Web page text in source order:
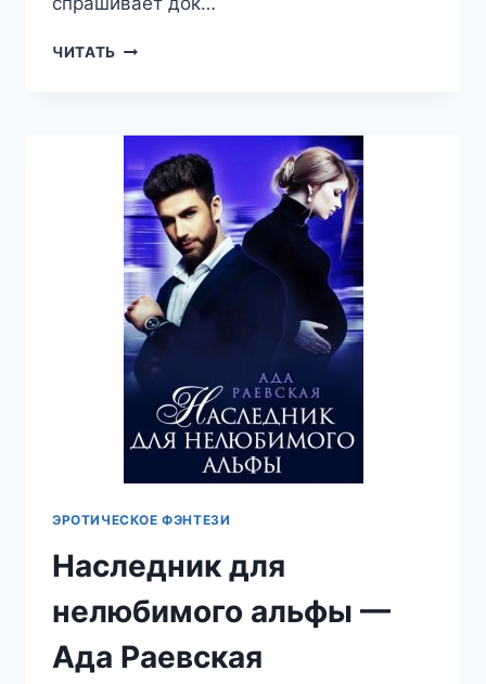
ЧИТАТЬ НАЙТИ
РАЕВСКАЯ
ЭРОТИЧЕСКОЕ ФЭНТЕЗИ
Наследник для
нелюбимого альфы —
Ада Раевская